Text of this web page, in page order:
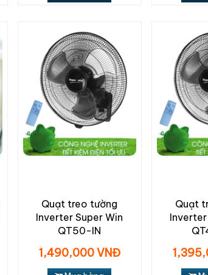
Quạt treo tường
Inverter Super Win
QT50-IN
1,490,000 VNĐ
Quạt
Inverter